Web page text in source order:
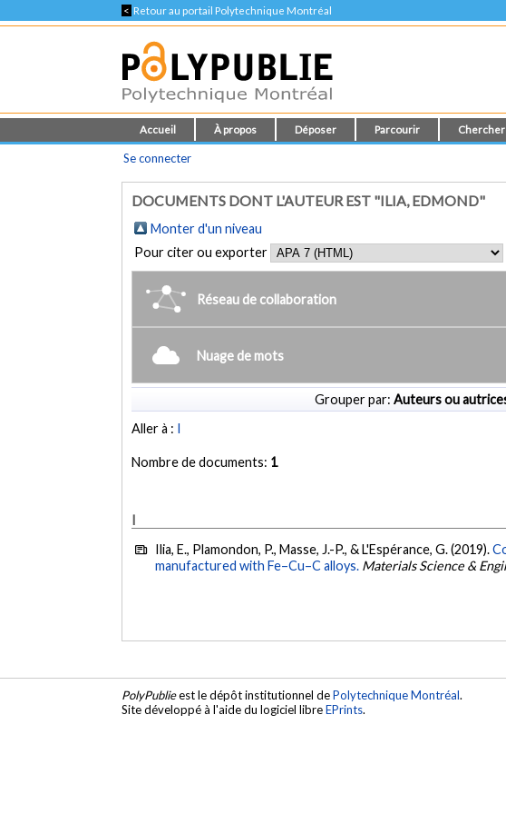
< Retour au portail Polytechnique Montréal
Accueil À propos Déposer Parcourir Chercher
Se connecter
DOCUMENTS DONT L'AUTEUR EST "ILIA, EDMOND"
Monter d'un niveau
Pour citer ou exporter
Réseau de collaboration
Nuage de mots
Grouper par: Auteurs ou
Aller à : I
Nombre de documents: 1
I
Ilia, E., Plamondon, P., Masse, J.-P., & L'Espérance, G. (2019).
manufactured with Fe–Cu–C alloys. Materials Science &
PolyPublieest le dépôt institutionnel dePolytechnique Montréal.
Site développé à l'aide du logiciel libreEPrints.